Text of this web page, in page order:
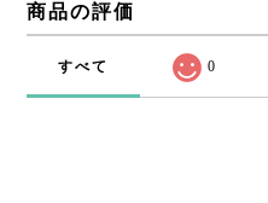
商品の評価
すべて 0